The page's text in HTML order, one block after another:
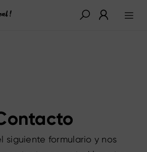
siguiente formulario y nos